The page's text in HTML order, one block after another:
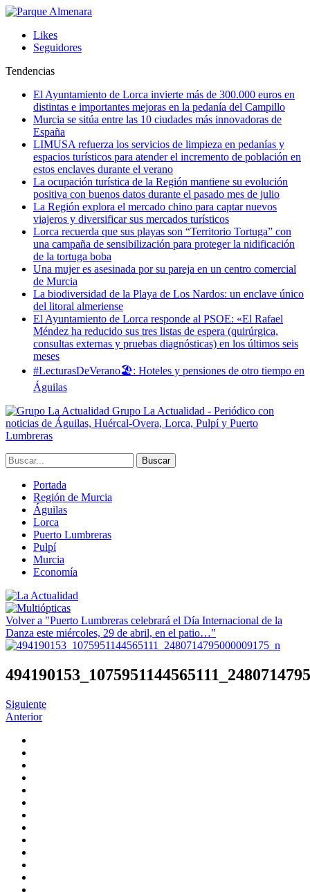
Likes
Seguidores
Tendencias
El Ayuntamiento de Lorca invierte más de 300.000 euros en
distintas e importantes mejoras en la pedanía del Campillo
Murcia se sitúa entre las 10 ciudades más innovadoras de
España
LIMUSA refuerza los servicios de limpieza en pedanías y
espacios turísticos para atender el incremento de población en
estos enclaves durante el verano
La ocupación turística de la Región mantiene su evolución
positiva con buenos datos durante el pasado mes de julio
La Región explora el mercado chino para captar nuevos
viajeros y diversificar sus mercados turísticos
Lorca recuerda que sus playas son “Territorio Tortuga” con
una campaña de sensibilización para proteger la nidificación
de la tortuga boba
Una mujer es asesinada por su pareja en un centro comercial
de Murcia
La biodiversidad de la Playa de Los Nardos: un enclave único
del litoral almeriense
El Ayuntamiento de Lorca responde al PSOE: «El Rafael
Méndez ha reducido sus tres listas de espera (quirúrgica,
consultas externas y pruebas diagnósticas) en los últimos seis
meses
#LecturasDeVerano🏖: Hoteles y pensiones de otro tiempo en
Águilas
Grupo La Actualidad - Periódico con
noticias de Águilas, Huércal-Overa, Lorca, Pulpí y Puerto
Lumbreras
Portada
Región de Murcia
Águilas
Lorca
Puerto Lumbreras
Pulpí
Murcia
Economía
Volver a "Puerto Lumbreras celebrará el Día Internacional de la
Danza este miércoles, 29 de abril, en el patio…"
Siguiente
Anterior